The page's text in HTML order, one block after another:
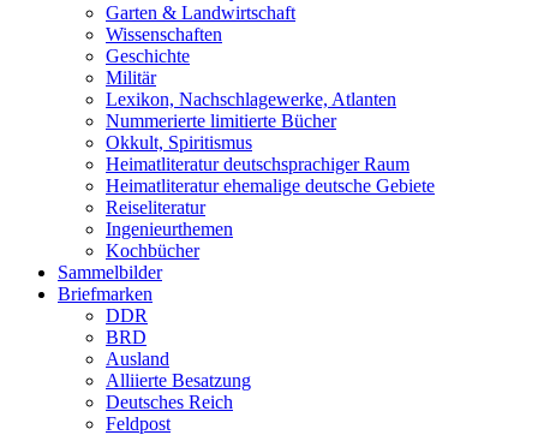
Garten & Landwirtschaft
Wissenschaften
Geschichte
Militär
Lexikon, Nachschlagewerke, Atlanten
Nummerierte limitierte Bücher
Okkult, Spiritismus
Heimatliteratur deutschsprachiger Raum
Heimatliteratur ehemalige deutsche Gebiete
Reiseliteratur
Ingenieurthemen
Kochbücher
Sammelbilder
Briefmarken
DDR
BRD
Ausland
Alliierte Besatzung
Deutsches Reich
Feldpost